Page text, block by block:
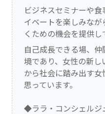
ビジネスセミナーや
イベートを楽しみな
くための機会を提供し
自己成長できる場、
境であり、女性の新
から社会に踏み出す女
思っています。
◆ララ・コンシェルジ